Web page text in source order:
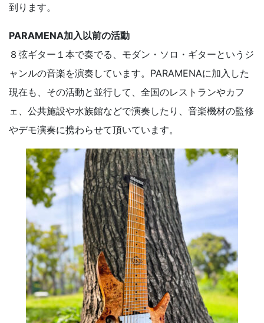
到ります。
PARAMENA加入以前の活動
８弦ギター１本で奏でる、モダン・ソロ・ギターというジ
ャンルの音楽を演奏しています。PARAMENAに加入した
現在も、その活動と並行して、全国のレストランやカフ
ェ、公共施設や水族館などで演奏したり、音楽機材の監修
やデモ演奏に携わらせて頂いています。